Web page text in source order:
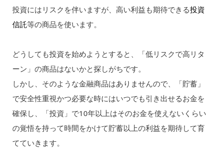
投資にはリスクを伴いますが、高い利益も期待できる投資
信託等の商品を使います。
どうしても投資を始めようとすると、「低リスクで高リタ
ーン」の商品はないかと探しがちです。
しかし、そのような金融商品はありませんので、「貯蓄」
で安全性重視かつ必要な時にはいつでも引き出せるお金を
確保し、「投資」で10年以上はそのお金を使えないくらい
の覚悟を持って時間をかけて貯蓄以上の利益を期待して育
てていきます。